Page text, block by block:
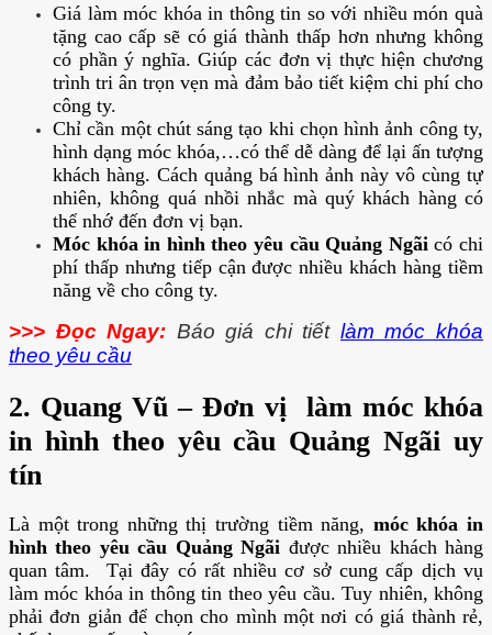
Giá làm móc khóa in thông tin so với nhiều món quà
tặng cao cấp sẽ có giá thành thấp hơn nhưng không
có phần ý nghĩa. Giúp các đơn vị thực hiện chương
trình tri ân trọn vẹn mà đảm bảo tiết kiệm chi phí cho
công ty.
Chỉ cần một chút sáng tạo khi chọn hình ảnh công ty,
hình dạng móc khóa,…có thể dễ dàng để lại ấn tượng
khách hàng. Cách quảng bá hình ảnh này vô cùng tự
nhiên, không quá nhồi nhắc mà quý khách hàng có
thể nhớ đến đơn vị bạn.
Móc khóa in hình theo yêu cầu Quảng Ngãicó chi
phí thấp nhưng tiếp cận được nhiều khách hàng tiềm
năng về cho công ty.
>>> Đọc Ngay: Báo giá chi tiết làm móc khóa
theo yêu cầu
2. Quang Vũ –Đơn vị làm móc khóa
in hình theo yêu cầu Quảng Ngãi uy
tín
Là một trong những thị trường tiềm năng, móc khóa in
hình theo yêu cầu Quảng Ngãi được nhiều khách hàng
quan tâm. Tại đây có rất nhiều cơ sở cung cấp dịch vụ
làm móc khóa in thông tin theo yêu cầu. Tuy nhiên, không
phải đơn giản để chọn cho mình một nơi có giá thành rẻ,